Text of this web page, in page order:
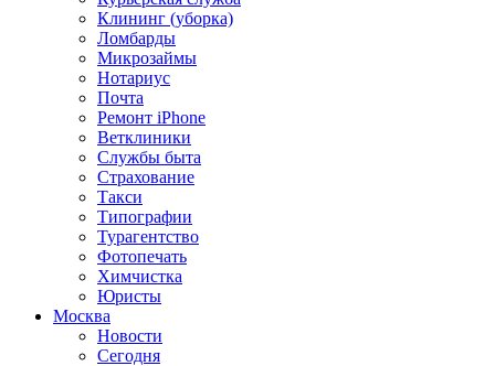
Клининг (уборка)
Ломбарды
Микрозаймы
Нотариус
Почта
Ремонт iPhone
Ветклиники
Службы быта
Страхование
Такси
Типографии
Турагентство
Фотопечать
Химчистка
Юристы
Москва
Новости
Сегодня